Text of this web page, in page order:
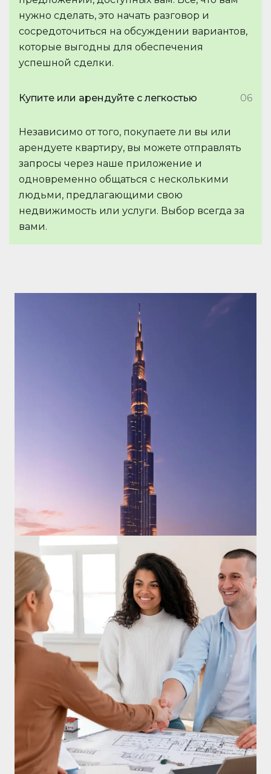
нужно сделать, это начать разговор и
сосредоточиться на обсуждении вариантов,
которые выгодны для обеспечения
успешной сделки.
Купите или арендуйте с легкостью 06
Независимо от того, покупаете ли вы или
арендуете квартиру, вы можете отправлять
запросы через наше приложение и
одновременно общаться с несколькими
людьми, предлагающими свою
недвижимость или услуги. Выбор всегда за
вами.